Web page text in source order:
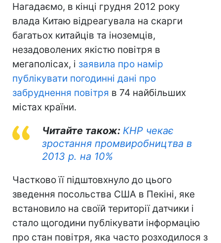
Нагадаємо, в кінці грудня 2012 року
влада Китаю відреагувала на скарги
багатьох китайців та іноземців,
незадоволених якістю повітря в
мегаполісах, і заявила про намір
публікувати погодинні дані про
забруднення повітря в 74 найбільших
містах країни.
Читайте також: КНР чекає
зростання промвиробництва в
2013 р. на 10%
Частково її підштовхнуло до цього
зведення посольства США в Пекіні, яке
встановило на своїй території датчики і
стало щогодини публікувати інформацію
про стан повітря, яка часто розходилося з